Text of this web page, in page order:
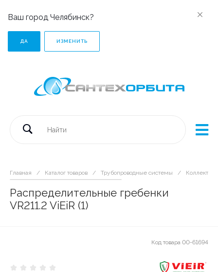
Ваш город Челябинск?
ДА ИЗМЕНИТЬ
Главная / Каталог товаров / Трубопроводные системы /
Распределительные гребенки
VR211.2 ViEiR (1)
Код товара 00-61694